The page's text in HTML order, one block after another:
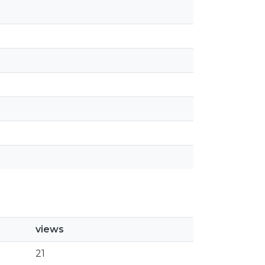
views
21